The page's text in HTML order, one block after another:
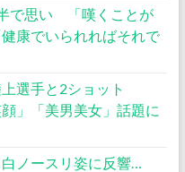
で思い 「嘆くことが
康でいられればそれで
上選手と2ショット
」「美男美女」話題に
ノースリ姿に反響…